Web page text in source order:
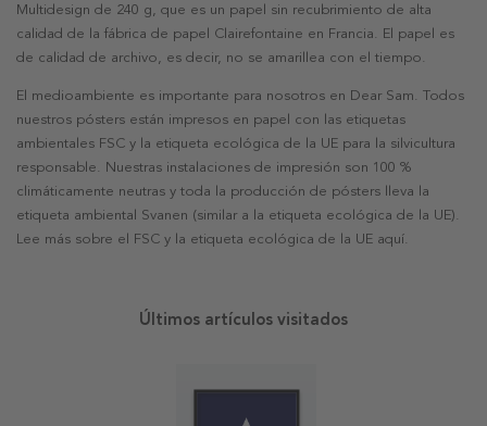
Multidesign de 240 g, que es un papel sin recubrimiento de alta
calidad de la fábrica de papel Clairefontaine en Francia. El papel es
de calidad de archivo, es decir, no se amarillea con el tiempo.
El medioambiente es importante para nosotros en Dear Sam. Todos
nuestros pósters están impresos en papel con las etiquetas
ambientales FSC y la etiqueta ecológica de la UE para la silvicultura
responsable. Nuestras instalaciones de impresión son 100 %
climáticamente neutras y toda la producción de pósters lleva la
etiqueta ambiental Svanen (similar a la etiqueta ecológica de la UE).
Lee más sobre el FSC y la etiqueta ecológica de la UE aquí.
Últimos artículos visitados